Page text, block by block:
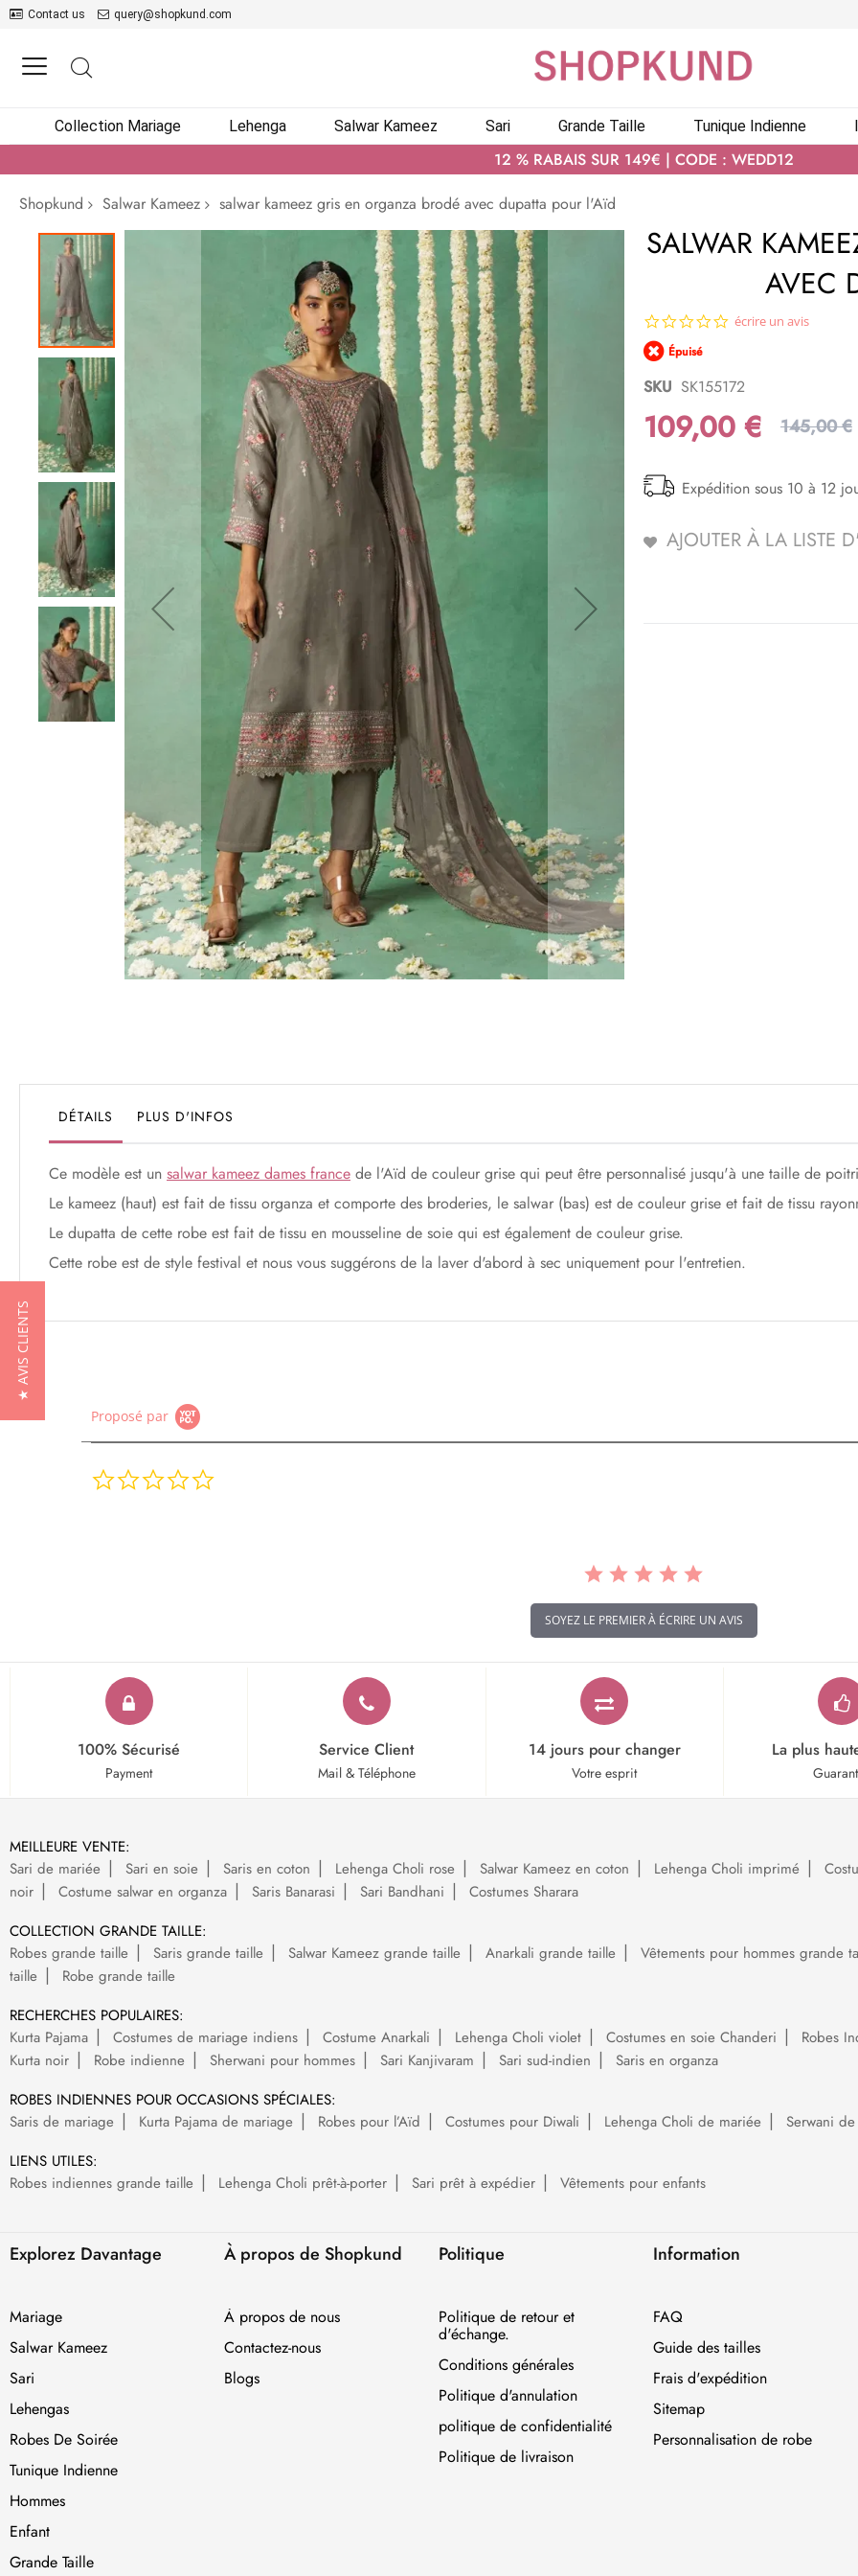
Contact us query@shopkund.com
Collection Mariage Lehenga Salwar Kameez Sari Grande Taille Tunique Indienne
12 % RABAIS SUR 149€ | CODE : WEDD12
Shopkund
Salwar Kameez
salwar kameez gris en organza brodé avec dupatta pour l'Aïd
Passer
la
galerie
d’images
la
Galerie
d’images
SALWAR
AVEC
0.0
écrire un avis
Épuisé
SKU SK155172
109,00 € 145,00 €
Expédition sous 10 à 12
AJOUTER À LA LISTE
DÉTAILS PLUS D'INFOS
Ce modèle est un salwar kameez dames france de l'Aïd de couleur grise qui peut être personnalisé jusqu'à une taille de
Le kameez (haut) est fait de tissu organza et comporte des broderies, le salwar (bas) est de couleur grise et fait de tissu
Le dupatta de cette robe est fait de tissu en mousseline de soie qui est également de couleur grise.
Cette robe est de style festival et nous vous suggérons de la laver d'abord à sec uniquement pour l'entretien.
Proposé par
SOYEZ LE PREMIER À ÉCRIRE UN AVIS
100% Sécurisé
Payment
Service Client
Mail & Téléphone
14 jours pour changer
Votre esprit
La plus
MEILLEURE VENTE:
Sari de mariée
Sari en soie Saris en coton Lehenga Choli rose Salwar Kameez en coton Lehenga Choli imprimé
noir
Costume salwar en organza Saris Banarasi Sari Bandhani
Costumes Sharara
COLLECTION GRANDE TAILLE:
Robes grande taille
Saris grande taille Salwar Kameez grande taille Anarkali grande taille Vêtements pour hommes grande
taille
Robe grande taille
RECHERCHES POPULAIRES:
Kurta Pajama
Costumes de mariage indiens Costume Anarkali Lehenga Choli violet Costumes en soie Chanderi Robes
Kurta noir
Robe indienne Sherwani pour hommes Sari Kanjivaram Sari sud-indien
Saris en organza
ROBES INDIENNES POUR OCCASIONS SPÉCIALES:
Saris de mariage
Kurta Pajama de mariage Robes pour l’Aïd Costumes pour Diwali Lehenga Choli de mariée
Serwani
LIENS UTILES:
Robes indiennes grande taille
Lehenga Choli prêt-à-porter Sari prêt à expédier Vêtements pour enfants
Explorez Davantage
Mariage
Salwar Kameez
Sari
Lehengas
Robes De Soirée
Tunique Indienne
Hommes
Enfant
Grande Taille
À propos de Shopkund
À propos de nous
Contactez-nous
Blogs
Politique
Politique de retour et
d'échange.
Conditions générales
Politique d'annulation
politique de confidentialité
Politique de livraison
Information
FAQ
Guide des tailles
Frais d'expédition
Sitemap
Personnalisation de robe
★ AVIS CLIENTS